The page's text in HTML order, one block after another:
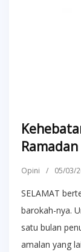
Ramadan
Opini / 05/03/
SELAMAT
barokah-nya.
satu bulan
amalan yang